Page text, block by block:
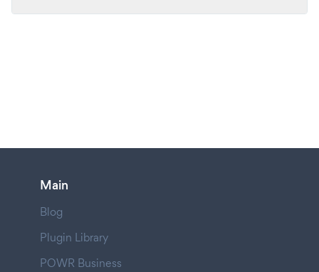
Main
Blog
Plugin Library
POWR Business